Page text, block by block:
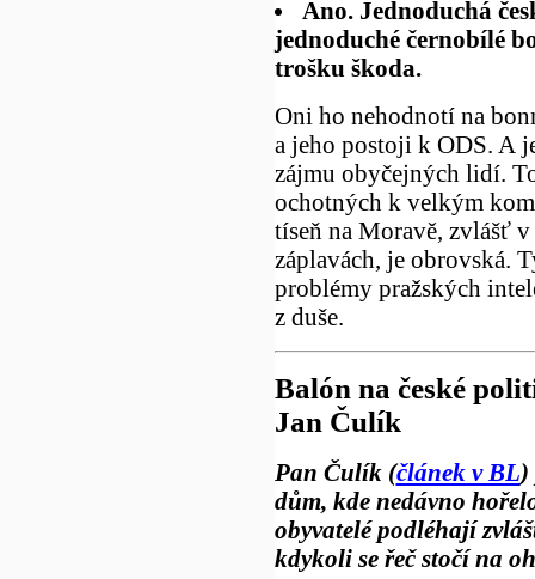
Ano. Jednoduchá
jednoduché černobílé
trošku škoda.
Oni ho nehodnotí na
a jeho postoji k ODS. A
zájmu obyčejných lidí.
ochotných k velkým
tíseň na Moravě, zvlášť
záplavách, je obrovská.
problémy pražských
z duše.
Balón na české
Jan Čulík
Pan Čulík (článek v BL)
dům, kde nedávno
obyvatelé podléhají
kdykoli se řeč stočí na